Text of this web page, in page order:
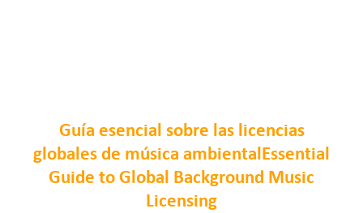
Support
Inicia sesión
Guía esencial sobre las licencias
globales de música ambientalEssential
Guide to Global Background Music
Licensing